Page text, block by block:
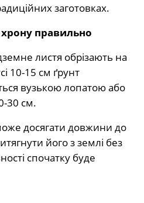
заготовках.
правильно
листя обрізають на
10-15 см ґрунт
вузькою лопатою або
30 см.
досягати довжини до
його з землі без
спочатку буде